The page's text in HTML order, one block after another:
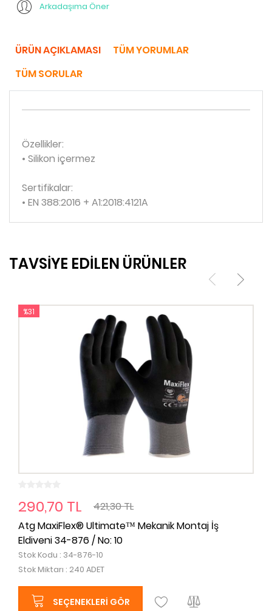
Arkadaşıma Öner
ÜRÜN AÇIKLAMASI
TÜM YORUMLAR
TÜM SORULAR
Özellikler:
• Silikon içermez
Sertifikalar:
• EN 388:2016 + A1:2018:4121A
TAVSİYE EDİLEN ÜRÜNLER
%31
290,70 TL
421,30 TL
Atg MaxiFlex® Ultimate™ Mekanik Montaj İş
Eldiveni 34-876 / No: 10
Stok Kodu : 34-876-10
Stok Miktarı : 240 ADET
SEÇENEKLERI GÖR